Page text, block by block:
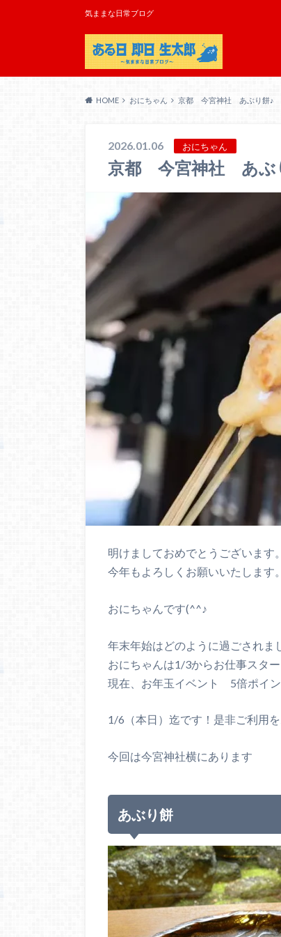
気ままな日常ブログ
HOME おにちゃん 京都 今宮神社 あぶり餅♪
2026.01.06 おにちゃん
京都 今宮神社 あぶ
明けましておめでとうございます。
今年もよろしくお願いいたします。
おにちゃんです(^^♪
年末年始はどのように過ごされま
おにちゃんは1/3からお仕事スター
現在、お年玉イベント 5倍ポイ
1/6（本日）迄です！是非ご利用
今回は今宮神社横にあります
あぶり餅